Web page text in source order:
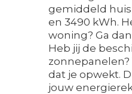
gemiddeld
en 3490 kWh.
woning? Ga
Heb jij de
dat je opwekt.
jouw